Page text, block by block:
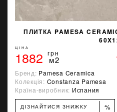
ПЛИТКА PAMESA
ЦІНА
1882 грн
м2
Бренд: Pamesa Ceramica
Колекція: Constanza Pamesa
Країна-виробник: Испания
ДІЗНАЙТИСЯ ЗНИЖКУ %